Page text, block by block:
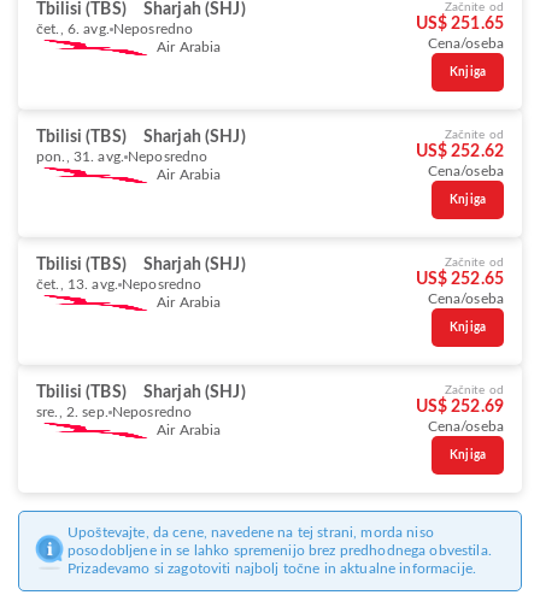
Tbilisi (TBS) Sharjah (SHJ)
čet., 6. avg. Neposredno
Air Arabia
Začnite od
US$ 251.65
Cena/oseba
Knjiga
Tbilisi (TBS) Sharjah (SHJ)
pon., 31. avg. Neposredno
Air Arabia
Začnite od
US$ 252.62
Cena/oseba
Knjiga
Tbilisi (TBS) Sharjah (SHJ)
čet., 13. avg. Neposredno
Air Arabia
Začnite od
US$ 252.65
Cena/oseba
Knjiga
Tbilisi (TBS) Sharjah (SHJ)
sre., 2. sep. Neposredno
Air Arabia
Začnite od
US$ 252.69
Cena/oseba
Knjiga
Upoštevajte, da cene, navedene na tej strani, morda niso
posodobljene in se lahko spremenijo brez predhodnega obvestila.
Prizadevamo si zagotoviti najbolj točne in aktualne informacije.